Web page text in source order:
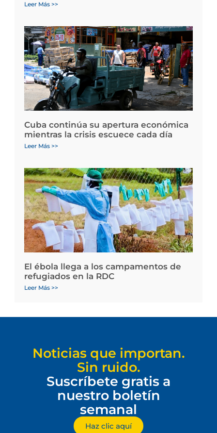
Leer Más >>
Cuba continúa su apertura económica
mientras la crisis escuece cada día
Leer Más >>
El ébola llega a los campamentos de
refugiados en la RDC
Leer Más >>
Noticias que importan.
Sin ruido.
Suscríbete gratis a
nuestro boletín
semanal
Haz clic aquí